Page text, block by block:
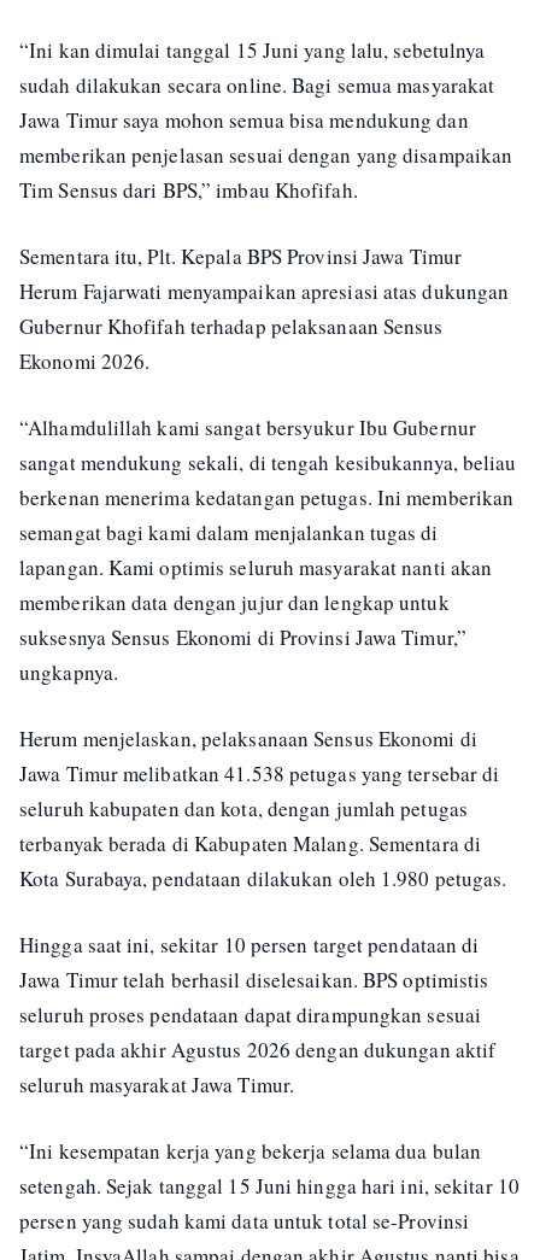
“Ini kan dimulai tanggal 15 Juni yang lalu, sebetulnya
sudah dilakukan secara online. Bagi semua masyarakat
Jawa Timur saya mohon semua bisa mendukung dan
memberikan penjelasan sesuai dengan yang disampaikan
Tim Sensus dari BPS,” imbau Khofifah.
Sementara itu, Plt. Kepala BPS Provinsi Jawa Timur
Herum Fajarwati menyampaikan apresiasi atas dukungan
Gubernur Khofifah terhadap pelaksanaan Sensus
Ekonomi 2026.
“Alhamdulillah kami sangat bersyukur Ibu Gubernur
sangat mendukung sekali, di tengah kesibukannya, beliau
berkenan menerima kedatangan petugas. Ini memberikan
semangat bagi kami dalam menjalankan tugas di
lapangan. Kami optimis seluruh masyarakat nanti akan
memberikan data dengan jujur dan lengkap untuk
suksesnya Sensus Ekonomi di Provinsi Jawa Timur,”
ungkapnya.
Herum menjelaskan, pelaksanaan Sensus Ekonomi di
Jawa Timur melibatkan 41.538 petugas yang tersebar di
seluruh kabupaten dan kota, dengan jumlah petugas
terbanyak berada di Kabupaten Malang. Sementara di
Kota Surabaya, pendataan dilakukan oleh 1.980 petugas.
Hingga saat ini, sekitar 10 persen target pendataan di
Jawa Timur telah berhasil diselesaikan. BPS optimistis
seluruh proses pendataan dapat dirampungkan sesuai
target pada akhir Agustus 2026 dengan dukungan aktif
seluruh masyarakat Jawa Timur.
“Ini kesempatan kerja yang bekerja selama dua bulan
setengah. Sejak tanggal 15 Juni hingga hari ini, sekitar 10
persen yang sudah kami data untuk total se-Provinsi